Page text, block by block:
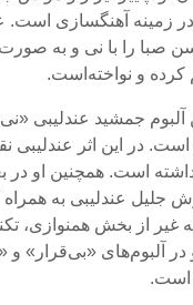
زمینه آهنگسازی است.
صبا را با نی و به
کرده و نواخته‌است.
آلبوم جمشید عندلیبی
است. در این اثر
است. همچنین او در
جلیل عندلیبی به همراه
غیر از بخش همنوازی،
در آلبوم‌های «بی‌قرار»
است.